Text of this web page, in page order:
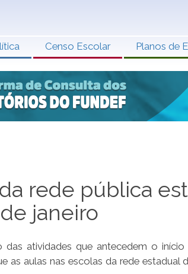
Censo Escolar Planos de
rede pública
janeiro
das atividades que antecedem o
as aulas nas escolas da rede estadual